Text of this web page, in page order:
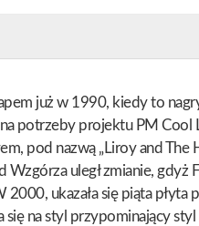
już w 1990, kiedy to
potrzeby projektu PM Cool
pod nazwą „Liroy and The
uległ zmianie,
ukazała się piąta
na styl przypominający